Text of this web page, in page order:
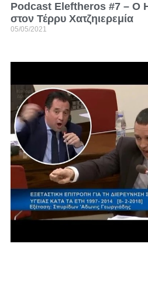
Podcast Eleftheros #7 – Ο
στον Τέρρυ Χατζηιερεμία
05/05/2021